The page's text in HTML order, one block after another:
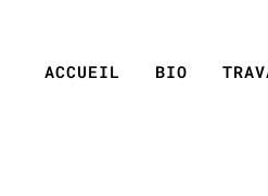
ACCUEIL BIO